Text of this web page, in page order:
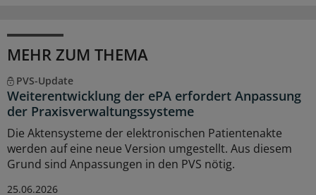
MEHR ZUM THEMA
PVS-Update
Weiterentwicklung der ePA erfordert Anpassung
der Praxisverwaltungssysteme
Die Aktensysteme der elektronischen Patientenakte
werden auf eine neue Version umgestellt. Aus diesem
Grund sind Anpassungen in den PVS nötig.
25.06.2026